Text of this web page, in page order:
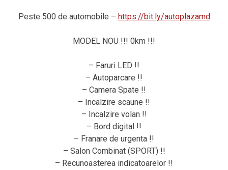
Peste 500 de automobile – https://bit.ly/autoplazamd
MODEL NOU !!! 0km !!!
– Faruri LED !!
– Autoparcare !!
– Camera Spate !!
– Incalzire scaune !!
– Incalzire volan !!
– Bord digital !!
– Franare de urgenta !!
– Salon Combinat (SPORT) !!
– Recunoasterea indicatoarelor !!